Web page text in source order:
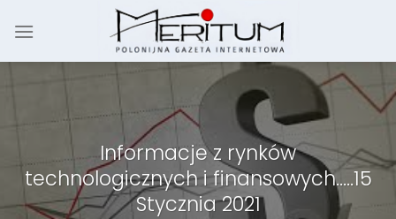
Informacje z rynków
technologicznych i finansowych…..15
Stycznia 2021